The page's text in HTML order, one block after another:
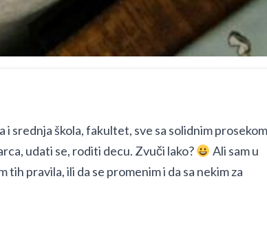
i srednja škola, fakultet, sve sa solidnim
udati se, roditi decu. Zvuči lako?
Ali sam u
tih pravila, ili da se promenim i da sa nekim za